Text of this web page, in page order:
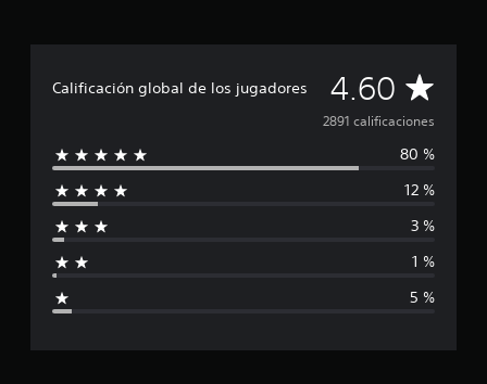
Calificación global de los jugadores 4.60 C
a
l
2891 calificaciones
80 %
12 %
3 %
1 %
5 %